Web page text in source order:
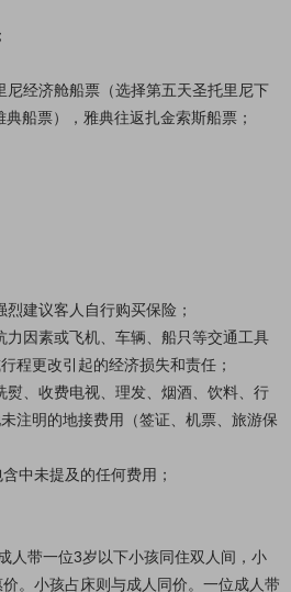
尼经济舱船票（选择第五天圣托里尼下
船票），雅典往返扎金索斯船票；
建议客人自行购买保险；
力因素或飞机、车辆、船只等交通工具
程更改引起的经济损失和责任；
熨、收费电视、理发、烟酒、饮料、行
注明的地接费用（签证、机票、旅游保
中未提及的任何费用；
人带一位3岁以下小孩同住双人间，小
。小孩占床则与成人同价。一位成人带